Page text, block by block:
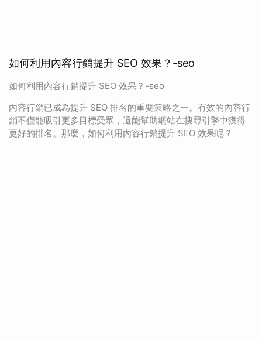
如何利用內容行銷提升 SEO 效果？-seo
如何利用內容行銷提升 SEO 效果？-seo
內容行銷已成為提升 SEO 排名的重要策略之一。有效的內容行
銷不僅能吸引更多目標受眾，還能幫助網站在搜尋引擎中獲得
更好的排名。那麼，如何利用內容行銷提升 SEO 效果呢？